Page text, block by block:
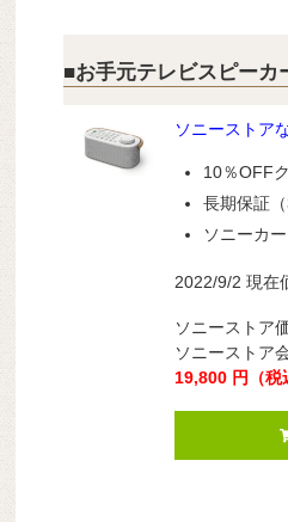
■お手元テレビスピーカ
ソニーストア
10％OFF
長期保証
ソニーカ
2022/9/2 現在
ソニーストア
ソニーストア
19,800 円
（税